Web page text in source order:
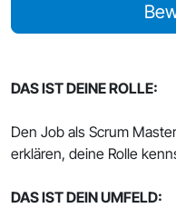
DAS IST DEINE ROLLE:
Den Job als Scrum
erklären, deine Rolle
DAS IST DEIN UMFELD: